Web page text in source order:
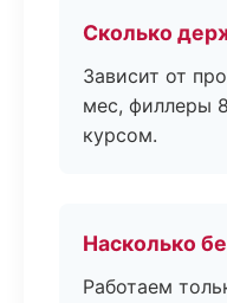
Сколько
Зависит от
мес, филлеры
курсом.
Насколько
Работаем